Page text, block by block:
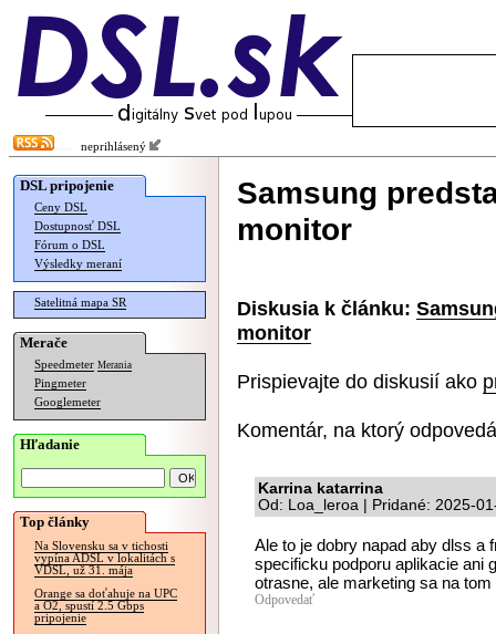
neprihlásený
DSL pripojenie
Ceny DSL
Dostupnosť DSL
Fórum o DSL
Výsledky meraní
Satelitná mapa SR
Merače
Speedmeter Merania
Pingmeter
Googlemeter
Hľadanie
Top články
Na Slovensku sa v tichosti
vypína ADSL v lokalitách s
VDSL, už 31. mája
Orange sa doťahuje na UPC
a O2, spustí 2.5 Gbps
pripojenie
Samsung
monitor
Diskusia k článku:
monitor
Prispievajte do diskusií ako
Komentár, na ktorý
Karrina katarrina
Od: Loa_leroa | Pridané: 2025-
Ale to je dobry napad aby dlss a
specificku podporu aplikacie ani
otrasne, ale marketing sa na tom
Odpovedať